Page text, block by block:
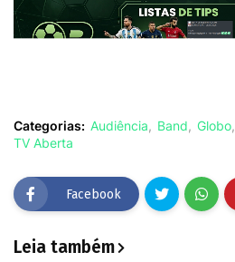
Categorias: Audiência Band Globo
TV Aberta
Facebook
Leia também